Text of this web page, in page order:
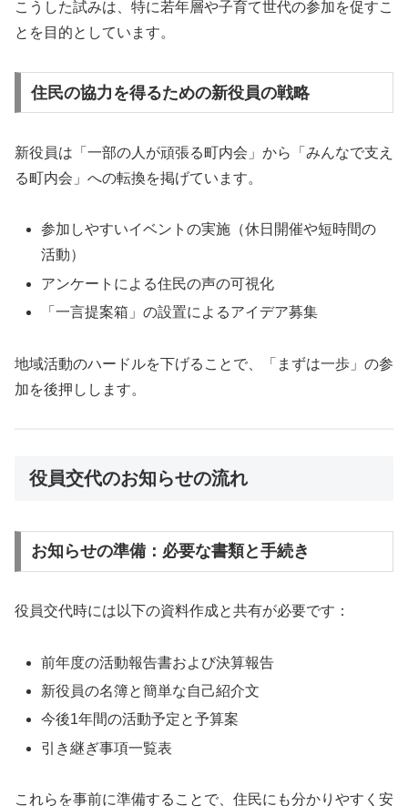
こうした試みは、特に若年層や子育て世代の参加を促すこ
とを目的としています。
住民の協力を得るための新役員の戦略
新役員は「一部の人が頑張る町内会」から「みんなで支え
る町内会」への転換を掲げています。
参加しやすいイベントの実施（休日開催や短時間の
活動）
アンケートによる住民の声の可視化
「一言提案箱」の設置によるアイデア募集
地域活動のハードルを下げることで、「まずは一歩」の参
加を後押しします。
役員交代のお知らせの流れ
お知らせの準備：必要な書類と手続き
役員交代時には以下の資料作成と共有が必要です：
前年度の活動報告書および決算報告
新役員の名簿と簡単な自己紹介文
今後1年間の活動予定と予算案
引き継ぎ事項一覧表
これらを事前に準備することで、住民にも分かりやすく安